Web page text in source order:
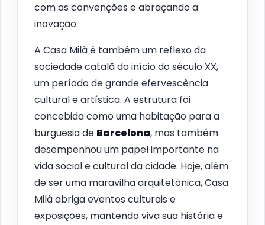
com as convenções e abraçando a
inovação.
A Casa Milà é também um reflexo da
sociedade catalã do início do século XX,
um período de grande efervescência
cultural e artística. A estrutura foi
concebida como uma habitação para a
burguesia de Barcelona, mas também
desempenhou um papel importante na
vida social e cultural da cidade. Hoje, além
de ser uma maravilha arquitetônica, Casa
Milà abriga eventos culturais e
exposições, mantendo viva sua história e